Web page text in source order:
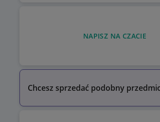
NAPISZ NA CZACIE
Chcesz sprzedać podobny